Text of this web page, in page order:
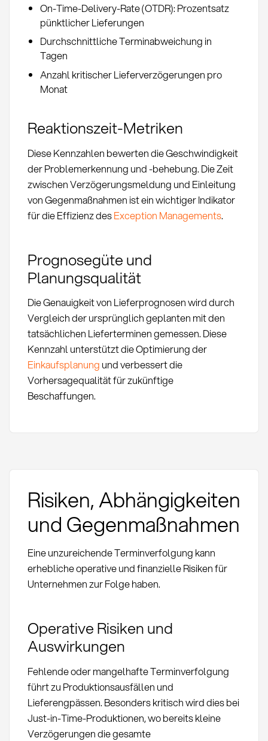
On-Time-Delivery-Rate (OTDR): Prozentsatz
pünktlicher Lieferungen
Durchschnittliche Terminabweichung in
Tagen
Anzahl kritischer Lieferverzögerungen pro
Monat
Reaktionszeit-Metriken
Diese Kennzahlen bewerten die Geschwindigkeit
der Problemerkennung und -behebung. Die Zeit
zwischen Verzögerungsmeldung und Einleitung
von Gegenmaßnahmen ist ein wichtiger Indikator
für die Effizienz desException Managements.
Prognosegüte und
Planungsqualität
Die Genauigkeit von Lieferprognosen wird durch
Vergleich der ursprünglich geplanten mit den
tatsächlichen Lieferterminen gemessen. Diese
Kennzahl unterstützt die Optimierung der
Einkaufsplanung und verbessert die
Vorhersagequalität für zukünftige
Beschaffungen.
Risiken, Abhängigkeiten
und Gegenmaßnahmen
Eine unzureichende Terminverfolgung kann
erhebliche operative und finanzielle Risiken für
Unternehmen zur Folge haben.
Operative Risiken und
Auswirkungen
Fehlende oder mangelhafte Terminverfolgung
führt zu Produktionsausfällen und
Lieferengpässen. Besonders kritisch wird dies bei
Just-in-Time-Produktionen, wo bereits kleine
Verzögerungen die gesamte